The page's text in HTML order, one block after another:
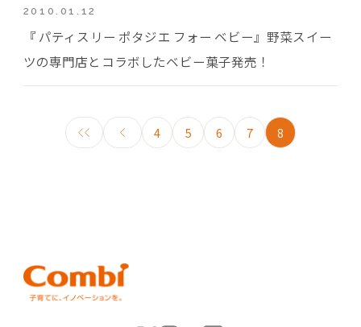
2010.01.12
『 パティスリー ポタジエ フォー ベビー』野菜スイー
ツの専門店とコラボしたベビー菓子発売！
4 5 6 7 8